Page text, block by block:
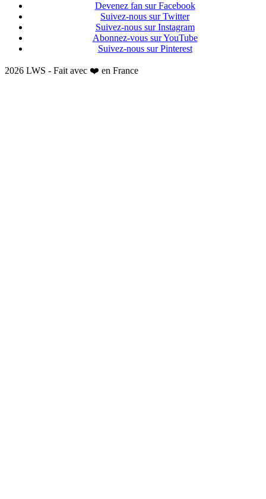
Devenez fan sur Facebook
Suivez-nous sur Twitter
Suivez-nous sur Instagram
Abonnez-vous sur YouTube
Suivez-nous sur Pinterest
2026 LWS - Fait avec ❤️ en France